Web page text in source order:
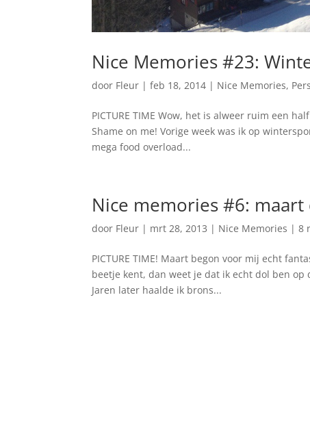
Nice Memories #23:
door Fleur |feb 18, 2014 | Nice Memories,
PICTURE TIME Wow, het is alweer ruim een
Shame on me! Vorige week was ik op
mega food overload...
Nice memories #6: maart
door Fleur | mrt 28, 2013 | Nice Memories |8
PICTURE TIME! Maart begon voor mij echt
beetje kent, dan weet je dat ik echt dol ben
Jaren later haalde ik brons...